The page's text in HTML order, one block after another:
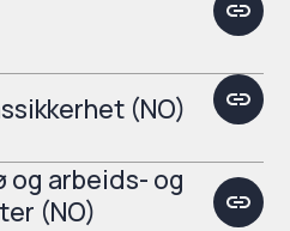
(NO)
og arbeids- og
(NO)